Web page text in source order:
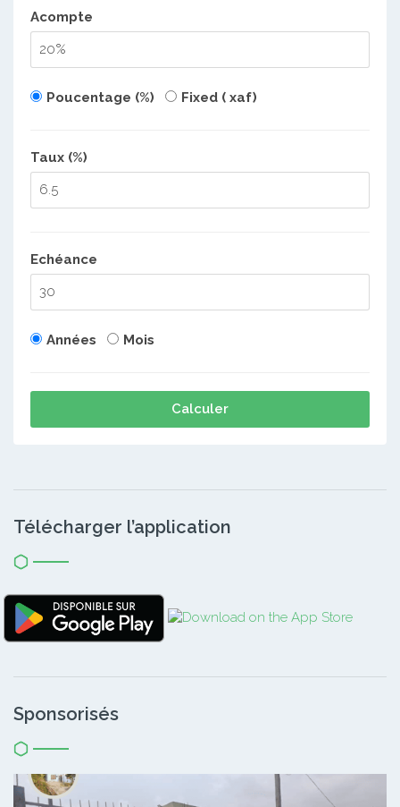
Acompte
Poucentage (%) Fixed ( xaf)
Taux (%)
Echéance
Années Mois
Calculer
Télécharger l’application
Sponsorisés